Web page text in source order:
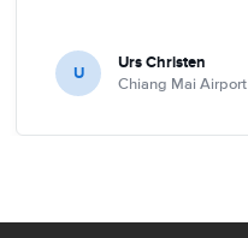
U Urs Christen
Chiang Mai Airport